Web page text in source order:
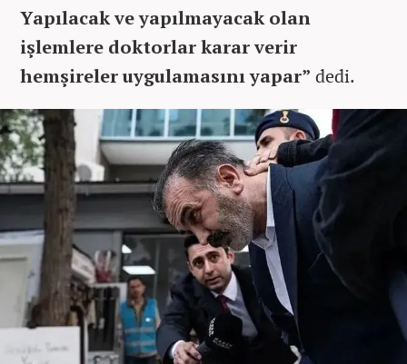
Yapılacak ve yapılmayacak olan
işlemlere doktorlar karar verir
hemşireler uygulamasını yapar” dedi.